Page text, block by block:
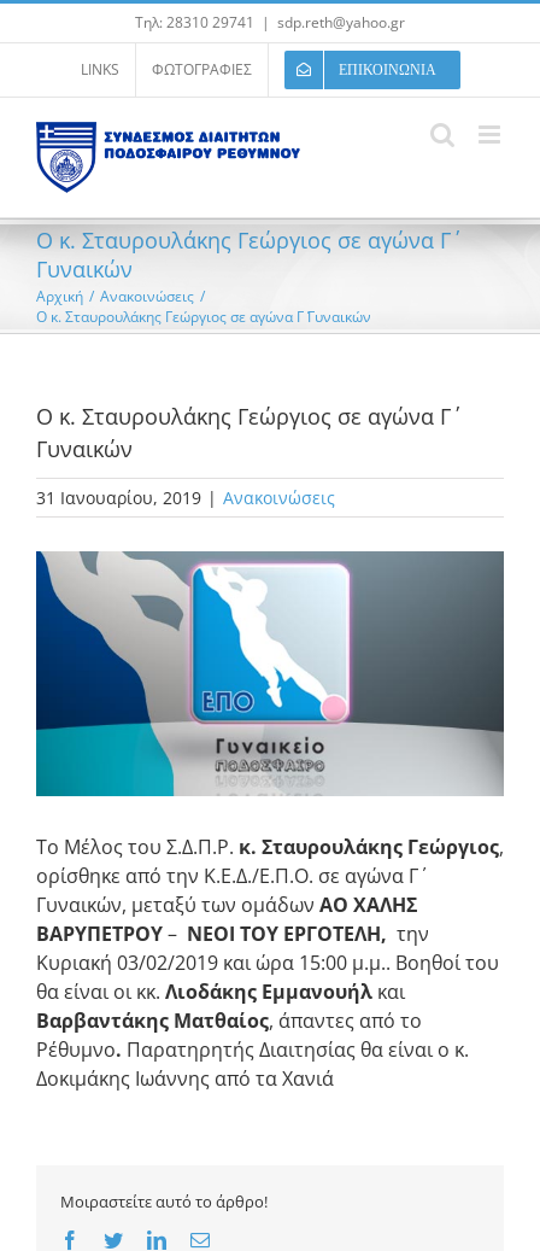
στο
περιεχόμενο
Τηλ: 28310 29741 | sdp.reth@yahoo.gr
LINKS ΦΩΤΟΓΡΑΦΙΕΣ ΕΠΙΚΟΙΝΩΝΙΑ
Ο κ. Σταυρουλάκης Γεώργιος σε αγώνα Γ΄
Γυναικών
Αρχική / Ανακοινώσεις /
Ο κ. Σταυρουλάκης Γεώργιος σε αγώνα Γ΄ Γυναικών
Ο κ. Σταυρουλάκης Γεώργιος σε αγώνα Γ΄
Γυναικών
31 Ιανουαρίου, 2019 | Ανακοινώσεις
Προβολή
μεγαλύτερης
εικόνας
Το Μέλος του Σ.Δ.Π.Ρ. κ. Σταυρουλάκης Γεώργιος,
ορίσθηκε από την Κ.Ε.Δ./Ε.Π.Ο. σε αγώνα Γ΄
Γυναικών, μεταξύ των ομάδων ΑΟ ΧΑΛΗΣ
ΒΑΡΥΠΕΤΡΟΥ– ΝΕΟΙ ΤΟΥ ΕΡΓΟΤΕΛΗ, την
Κυριακή 03/02/2019 και ώρα 15:00 μ.μ.. Βοηθοί του
θα είναι οι κκ. Λιοδάκης Εμμανουήλ και
Βαρβαντάκης Ματθαίος, άπαντες από το
Ρέθυμνο. Παρατηρητής Διαιτησίας θα είναι ο κ.
Δοκιμάκης Ιωάννης από τα Χανιά
Μοιραστείτε αυτό το άρθρο!
Facebook
TwitterLinkedInEmail